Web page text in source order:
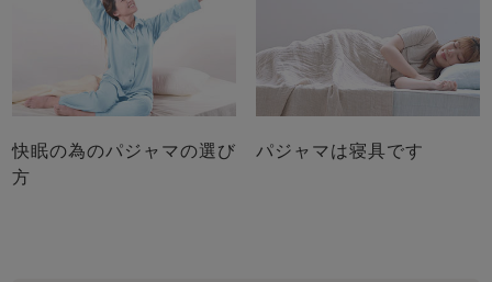
快眠の為のパジャマの選び
方
パジャマは寝具です